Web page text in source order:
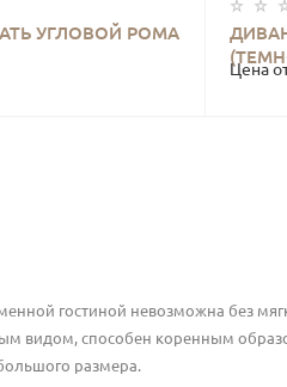
УГЛОВОЙ РОМА
КУПИТЬ
Цена
гостиной невозможна без
видом, способен коренным
размера.